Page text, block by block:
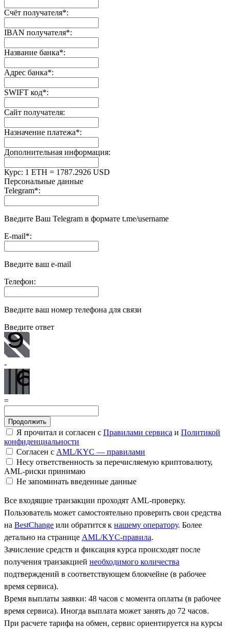
Счёт получателя*:
IBAN получателя*:
Название банка*:
Адрес банка*:
SWIFT код*:
Сайт получателя:
Назначение платежа*:
Дополнительная информация:
Курс: 1 ETH = 1787.2926 USD
Персональные данные
Telegram*:
Введите Ваш Telegram в формате t.me/username
E-mail*:
Введите ваш e-mail
Телефон:
Введите ваш номер телефона для связи
Введите ответ
-
=
Я прочитал и согласен с Правилами сервиса и Политикой
конфиденциальности
Согласен с AML/KYC — правилами
Несу ответственность за перечисляемую криптовалюту,
AML-риски принимаю
Не запоминать введенные данные
Все входящие транзакции проходят AML-проверку.
Пользователь может самостоятельно проверить свои средства
на BestChange или обратится к нашему оператору. Более
детально на странице AML/KYC-правила.
Зачисление средств и фиксация курса происходят после
получения транзакцией необходимого количества
подтверждений в соответствующем блокчейне (в рабочее
время сервиса).
Время выплаты заявки: 48 часов с момента оплаты (в рабочее
время сервиса). Иногда выплата может занять до 72 часов.
При расчете тарифа на обмен, сервис ориентируется на курсы